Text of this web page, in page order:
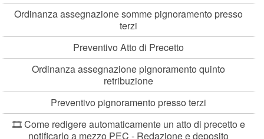
Ordinanza assegnazione somme pignoramento presso
terzi
Preventivo Atto di Precetto
Ordinanza assegnazione pignoramento quinto
retribuzione
Preventivo pignoramento presso terzi
🎞️ Come redigere automaticamente un atto di precetto e
notificarlo a mezzo PEC - Redazione e deposito